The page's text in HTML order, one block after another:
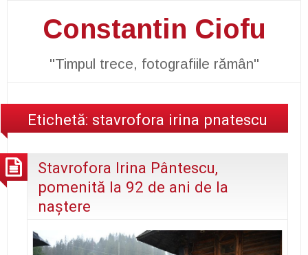
Constantin Ciofu
"Timpul trece, fotografiile rămân"
Etichetă: stavrofora irina pnatescu
Stavrofora Irina Pântescu,
pomenită la 92 de ani de la
naştere